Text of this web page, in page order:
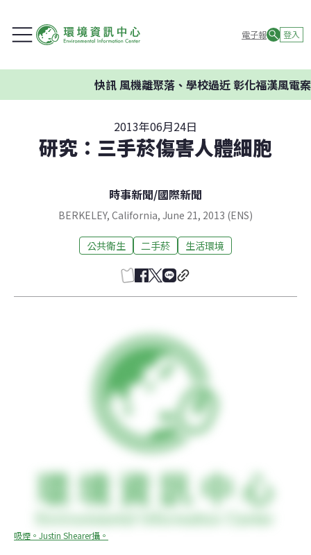
電子報 登入
快訊風機離聚落、學校過近 彰化福漢風電案環
2013年06月24日
研究：三手菸傷害人體細胞
時事新聞/國際新聞
BERKELEY, California, June 21, 2013 (ENS)
公共衛生 二手菸 生活環境
吸煙。Justin Shearer攝。